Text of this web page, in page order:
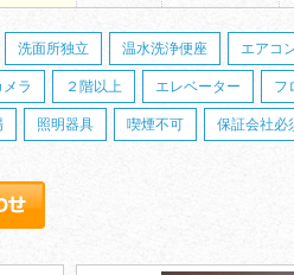
洗面所独立 温水洗浄便座 エアコ
ラ ２階以上 エレベーター フ
照明器具 喫煙不可 保証会社必